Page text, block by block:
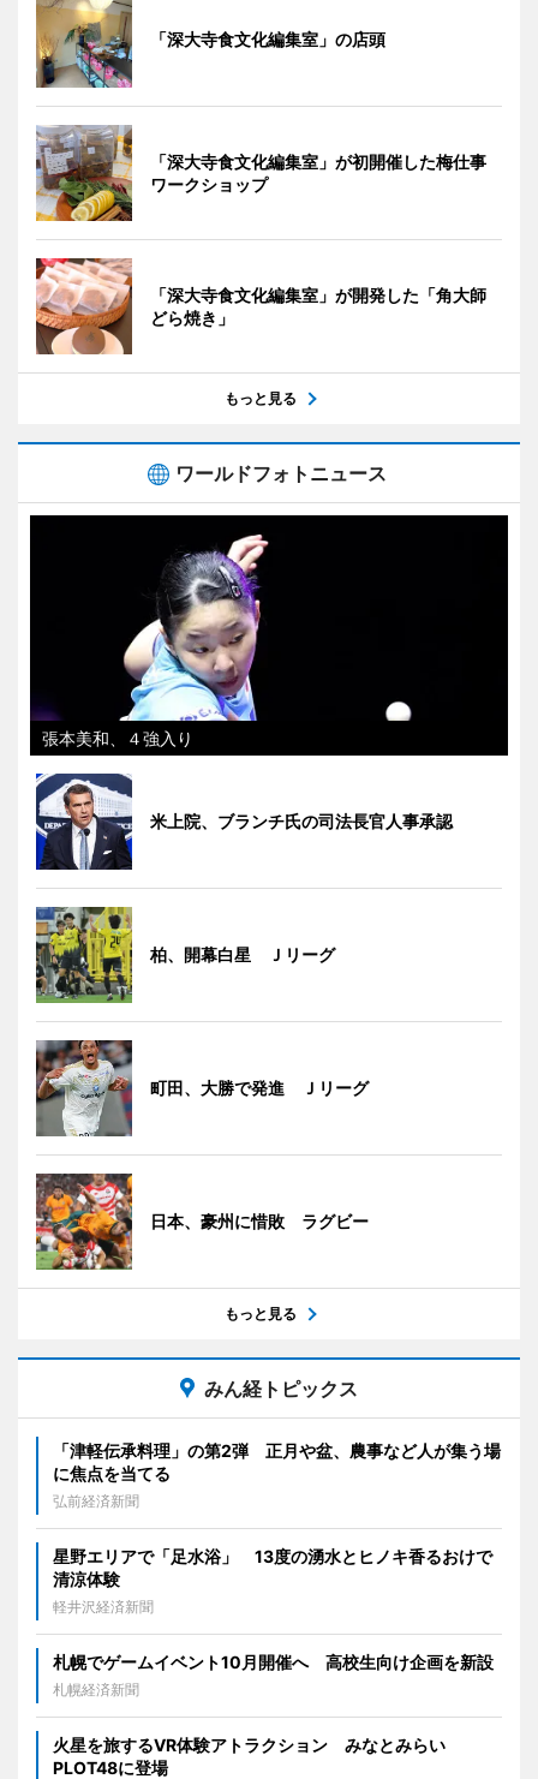
「深大寺食文化編集室」の店頭
「深大寺食文化編集室」が初開催した梅仕事
ワークショップ
「深大寺食文化編集室」が開発した「角大師
どら焼き」
もっと見る
ワールドフォトニュース
張本美和、４強入り
米上院、ブランチ氏の司法長官人事承認
柏、開幕白星 Ｊリーグ
町田、大勝で発進 Ｊリーグ
日本、豪州に惜敗 ラグビー
もっと見る
みん経トピックス
「津軽伝承料理」の第2弾 正月や盆、農事など人が集う場
に焦点を当てる
弘前経済新聞
星野エリアで「足水浴」 13度の湧水とヒノキ香るおけで
清涼体験
軽井沢経済新聞
札幌でゲームイベント10月開催へ 高校生向け企画を新設
札幌経済新聞
火星を旅するVR体験アトラクション みなとみらい
PLOT48に登場